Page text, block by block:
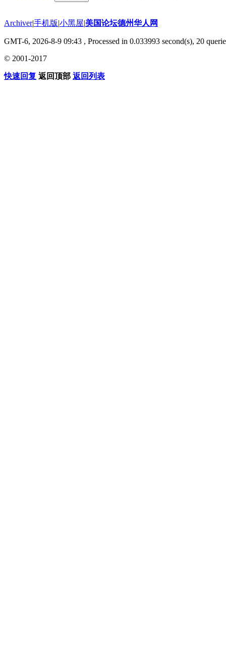
Archiver|手机版|小黑屋|美国论坛德州华人网
GMT-6, 2026-8-9 09:43 , Processed in 0.033993 second(s), 20
© 2001-2017
快速回复 返回顶部 返回列表